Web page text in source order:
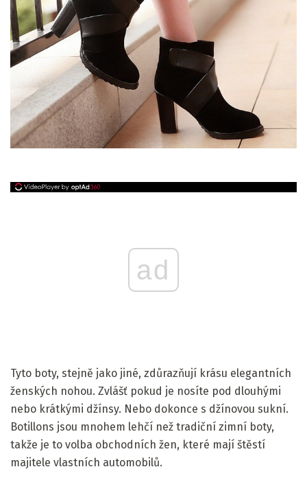
ad
Tyto boty, stejně jako jiné, zdůrazňují krásu elegantních
ženských nohou. Zvlášť pokud je nosíte pod dlouhými
nebo krátkými džínsy. Nebo dokonce s džínovou sukní.
Botillons jsou mnohem lehčí než tradiční zimní boty,
takže je to volba obchodních žen, které mají štěstí
majitele vlastních automobilů.